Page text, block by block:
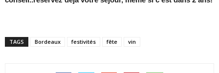
TAGS Bordeaux festivités fête vin